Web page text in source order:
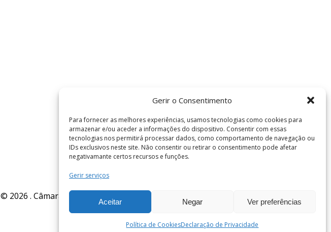
Gerir o Consentimento
Para fornecer as melhores experiências, usamos tecnologias como cookies para
armazenar e/ou aceder a informações do dispositivo. Consentir com essas
tecnologias nos permitirá processar dados, como comportamento de navegação ou
IDs exclusivos neste site. Não consentir ou retirar o consentimento pode afetar
negativamante certos recursos e funções.
Gerir serviços
Aceitar Negar Ver preferências
Política de CookiesDeclaração de Privacidade
© 2026 . Câmara Municipal de Coimbra . Todos os direitos reservados.